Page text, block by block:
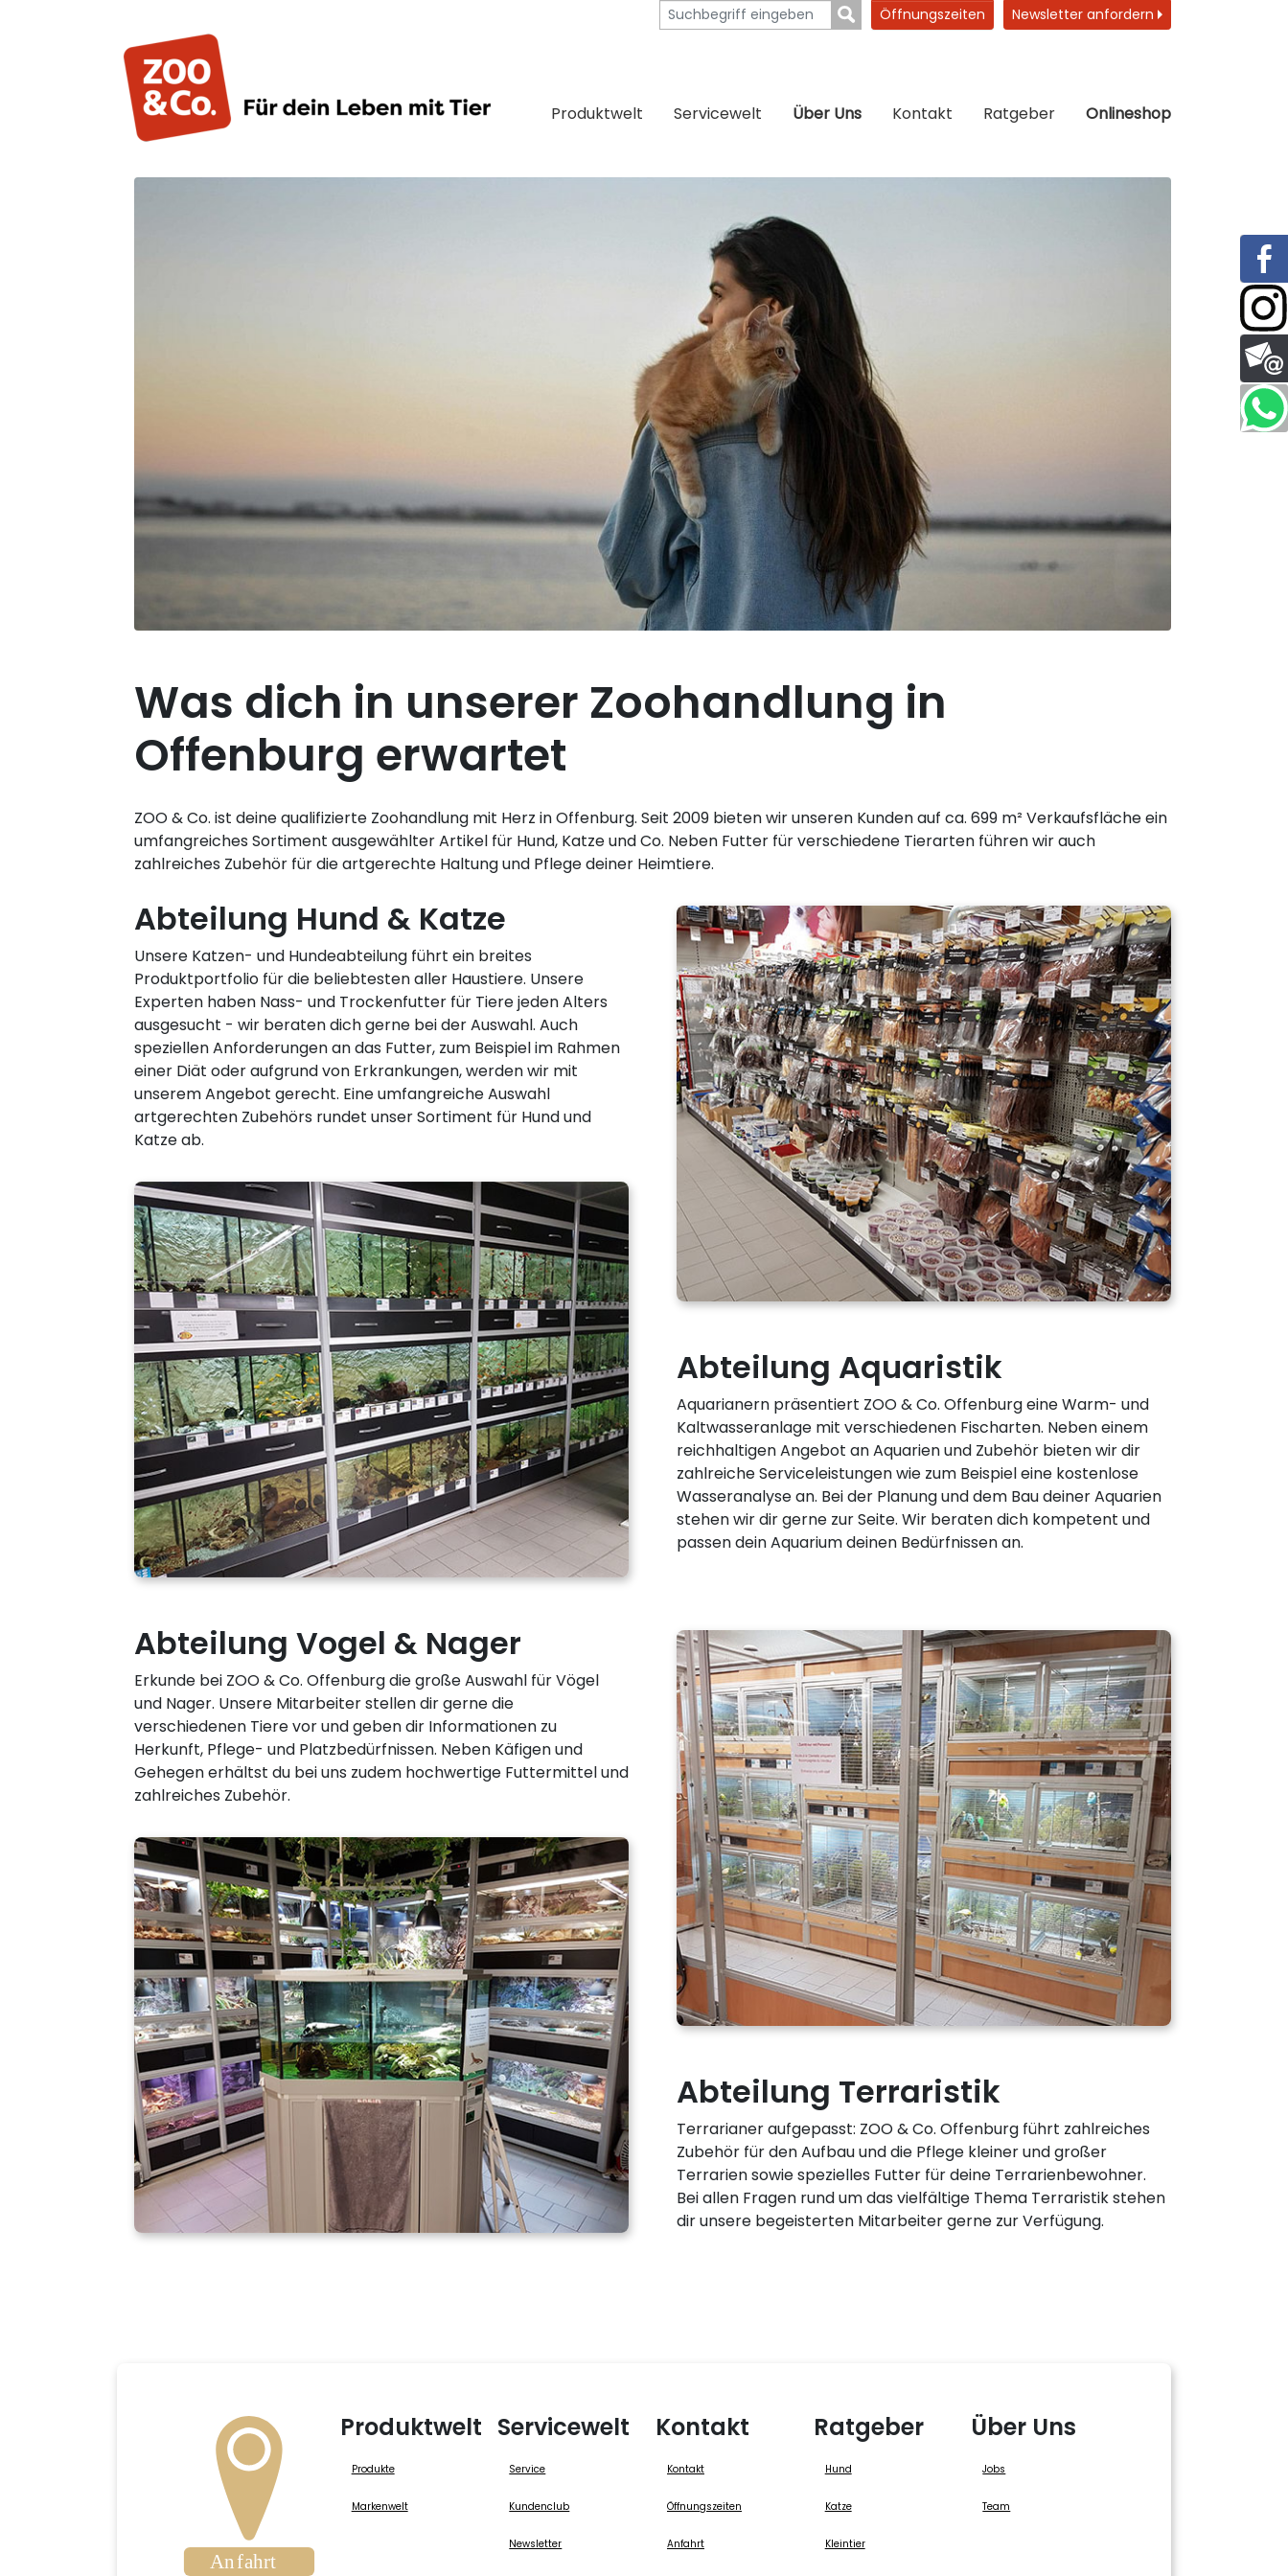
Öffnungszeiten Newsletter anfordern
Produktwelt Servicewelt Über Uns Kontakt Ratgeber Onlineshop
Was dich in unserer Zoohandlung in
Offenburg erwartet
ZOO & Co. ist deine qualifizierte Zoohandlung mit Herz in Offenburg. Seit 2009 bieten wir unseren Kunden auf ca. 699 m² Verkaufsfläche ein
umfangreiches Sortiment ausgewählter Artikel für Hund, Katze und Co. Neben Futter für verschiedene Tierarten führen wir auch
zahlreiches Zubehör für die artgerechte Haltung und Pflege deiner Heimtiere.
Abteilung Hund & Katze
Unsere Katzen- und Hundeabteilung führt ein breites
Produktportfolio für die beliebtesten aller Haustiere. Unsere
Experten haben Nass- und Trockenfutter für Tiere jeden Alters
ausgesucht - wir beraten dich gerne bei der Auswahl. Auch
speziellen Anforderungen an das Futter, zum Beispiel im Rahmen
einer Diät oder aufgrund von Erkrankungen, werden wir mit
unserem Angebot gerecht. Eine umfangreiche Auswahl
artgerechten Zubehörs rundet unser Sortiment für Hund und
Katze ab.
Abteilung Aquaristik
Aquarianern präsentiert ZOO & Co. Offenburg eine Warm- und
Kaltwasseranlage mit verschiedenen Fischarten. Neben einem
reichhaltigen Angebot an Aquarien und Zubehör bieten wir dir
zahlreiche Serviceleistungen wie zum Beispiel eine kostenlose
Wasseranalyse an. Bei der Planung und dem Bau deiner Aquarien
stehen wir dir gerne zur Seite. Wir beraten dich kompetent und
passen dein Aquarium deinen Bedürfnissen an.
Abteilung Vogel & Nager
Erkunde bei ZOO & Co. Offenburg die große Auswahl für Vögel
und Nager. Unsere Mitarbeiter stellen dir gerne die
verschiedenen Tiere vor und geben dir Informationen zu
Herkunft, Pflege- und Platzbedürfnissen. Neben Käfigen und
Gehegen erhältst du bei uns zudem hochwertige Futtermittel und
zahlreiches Zubehör.
Abteilung Terraristik
Terrarianer aufgepasst: ZOO & Co. Offenburg führt zahlreiches
Zubehör für den Aufbau und die Pflege kleiner und großer
Terrarien sowie spezielles Futter für deine Terrarienbewohner.
Bei allen Fragen rund um das vielfältige Thema Terraristik stehen
dir unsere begeisterten Mitarbeiter gerne zur Verfügung.
Produktwelt
Produkte
Markenwelt
Servicewelt
Service
Kundenclub
Newsletter
Kontakt
Kontakt
Öffnungszeiten
Anfahrt
Ratgeber
Hund
Katze
Kleintier
Über Uns
Jobs
Team